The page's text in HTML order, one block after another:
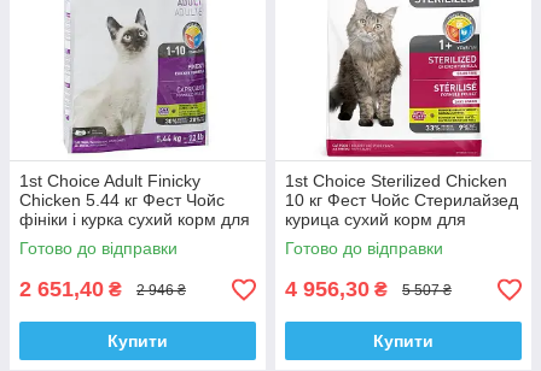
1st Choice Adult Finicky
Chicken 5.44 кг Фест Чойс
фініки і курка сухий корм для
примхливих котів
Готово до відправки
2 651,40 ₴ 2 946 ₴
Купити
1st Choice Sterilized Chicken
10 кг Фест Чойс Стерилайзед
курица сухий корм для
кастрованих котів
Готово до відправки
4 956,30 ₴ 5 507 ₴
Купити